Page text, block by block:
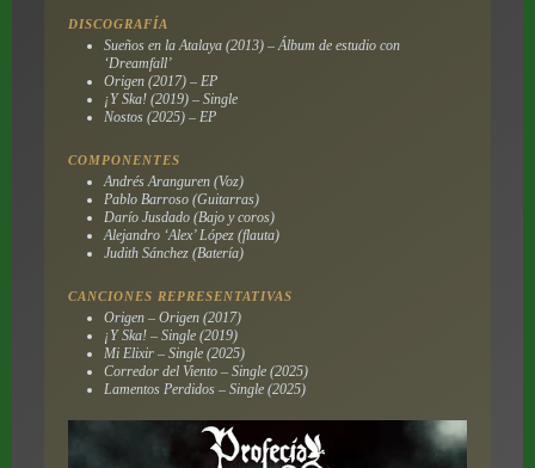
DISCOGRAFÍA
Sueños en la Atalaya (2013) – Álbum de estudio con
‘Dreamfall’
Origen (2017) – EP
¡Y Ska! (2019) – Single
Nostos (2025) – EP
COMPONENTES
Andrés Aranguren (Voz)
Pablo Barroso (Guitarras)
Darío Jusdado (Bajo y coros)
Alejandro ‘Alex’ López (flauta)
Judith Sánchez (Batería)
CANCIONES REPRESENTATIVAS
Origen – Origen (2017)
¡Y Ska! – Single (2019)
Mi Elixir – Single (2025)
Corredor del Viento – Single (2025)
Lamentos Perdidos – Single (2025)